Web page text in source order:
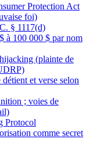
Protection Act
foi)
§ 1117(d)
à 100 000 $ par nom
(plainte de
et verse selon
; voies de
Protocol
comme secret